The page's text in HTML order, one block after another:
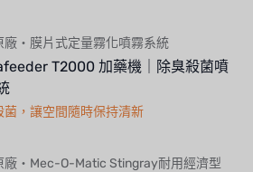
廠・膜片式定量霧化噴霧系統
T2000 加藥機｜除臭殺菌噴
菌，讓空間隨時保持清新
廠・Mec-O-Matic Stingray耐用經濟型